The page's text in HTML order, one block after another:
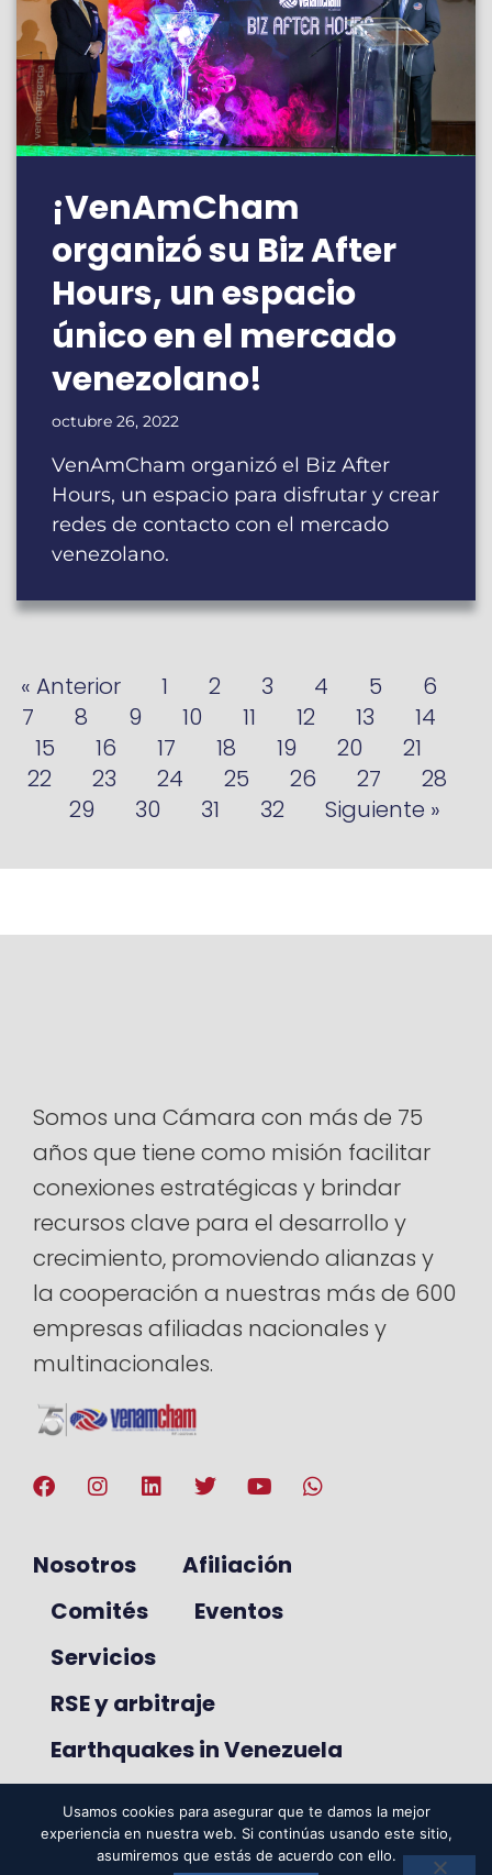
¡VenAmCham
organizó su Biz After
Hours, un espacio
único en el mercado
venezolano!
octubre 26, 2022
VenAmCham organizó el Biz After
Hours, un espacio para disfrutar y crear
redes de contacto con el mercado
venezolano.
« Anterior 1 2 3 4 5
6
7
8 9 10 11 12 13
14
15
16 17 18 19 20
21
22
23 24 25 26 27
28
29
30 31 32 Siguiente »
Somos una Cámara con más de 75
años que tiene como misión facilitar
conexiones estratégicas y brindar
recursos clave para el desarrollo y
crecimiento, promoviendo alianzas y
la cooperación a nuestras más de 600
empresas afiliadas nacionales y
multinacionales.
Nosotros
Afiliación
Comités
Eventos
Servicios
RSE y arbitraje
Earthquakes in Venezuela
© 2025. VenAmCham. Todos los
Usamos cookies para asegurar que te damos la mejor
experiencia en nuestra web. Si continúas usando este sitio,
asumiremos que estás de acuerdo con ello.